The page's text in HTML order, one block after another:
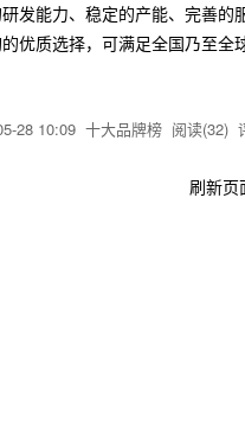
发能力、稳定的产能、完善的
优质选择，可满足全国乃至全
28 10:09 十大品牌榜 阅读(32)
刷新页